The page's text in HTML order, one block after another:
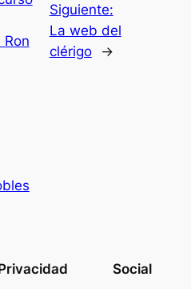
Siguiente:
La web del
clérigo
→
Social